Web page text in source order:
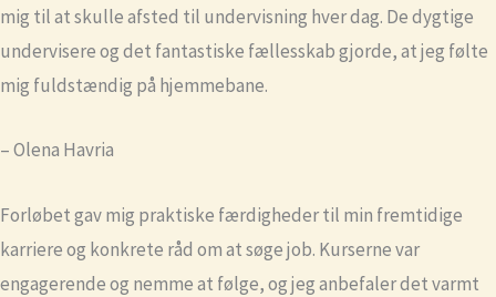
mig til at skulle afsted til undervisning hver dag. De dygtige
undervisere og det fantastiske fællesskab gjorde, at jeg følte
mig fuldstændig på hjemmebane.
– Olena Havria
Forløbet gav mig praktiske færdigheder til min fremtidige
karriere og konkrete råd om at søge job. Kurserne var
engagerende og nemme at følge, og jeg anbefaler det varmt